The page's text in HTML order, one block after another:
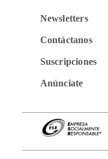
Newsletters
Contáctanos
Suscripciones
Anúnciate